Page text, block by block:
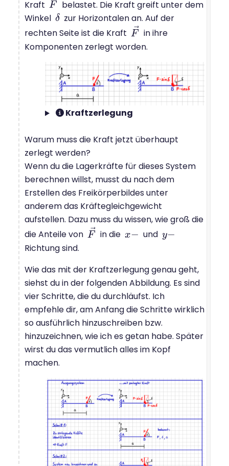
Kraft F
F→ belastet. Die Kraft greift unter dem
Winkel δ
δ zur Horizontalen an. Auf der
rechten Seite ist die Kraft
F
F→ in ihre
Komponenten zerlegt worden.
Kraftzerlegung
Warum muss die Kraft jetzt überhaupt
zerlegt werden?
Wenn du die Lagerkräfte für dieses System
berechnen willst, musst du nach dem
Erstellen des Freikörperbildes unter
anderem das Kräftegleichgewicht
aufstellen. Dazu muss du wissen, wie groß die
die Anteile von F
F→ in die x−
x− und y−
y−
Richtung sind.
Wie das mit der Kraftzerlegung genau geht,
siehst du in der folgenden Abbildung. Es sind
vier Schritte, die du durchläufst. Ich
empfehle dir, am Anfang die Schritte wirklich
so ausführlich hinzuschreiben bzw.
hinzuzeichnen, wie ich es getan habe. Später
wirst du das vermutlich alles im Kopf
machen.